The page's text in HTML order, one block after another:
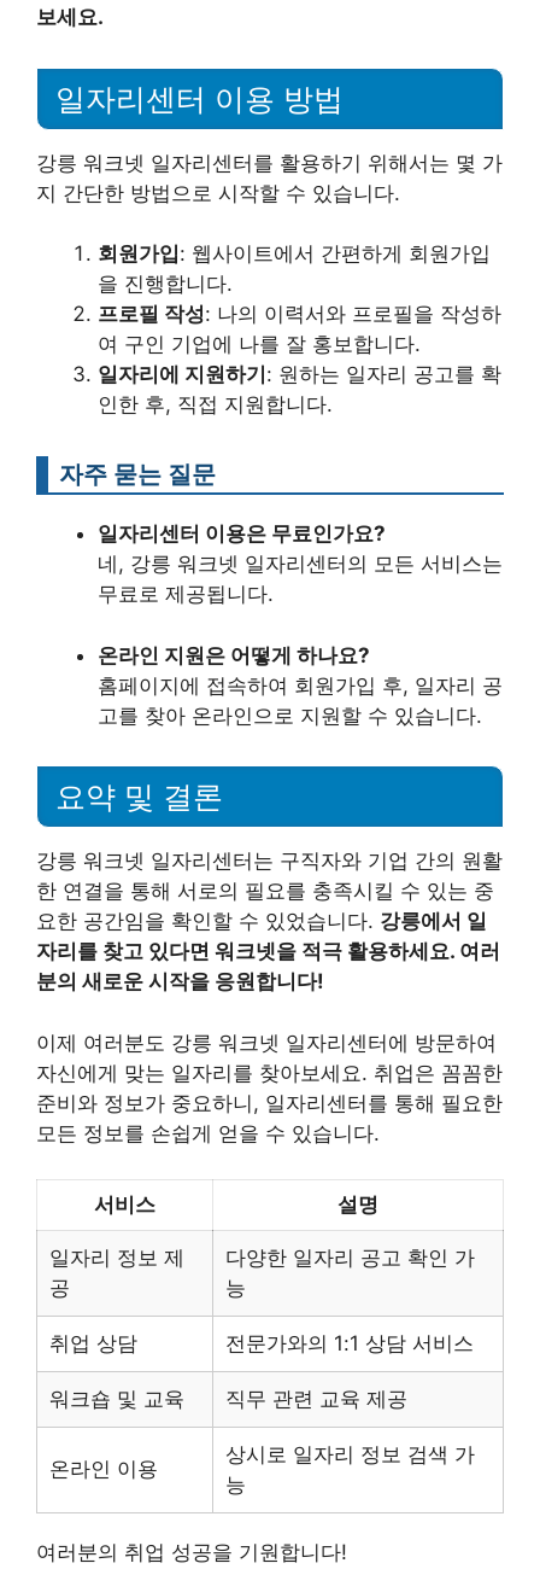
보세요.
일자리센터 이용 방법
강릉 워크넷 일자리센터를 활용하기 위해서는 몇 가
지 간단한 방법으로 시작할 수 있습니다.
회원가입: 웹사이트에서 간편하게 회원가입
을 진행합니다.
프로필 작성: 나의 이력서와 프로필을 작성하
여 구인 기업에 나를 잘 홍보합니다.
일자리에 지원하기 : 원하는 일자리 공고를 확
인한 후, 직접 지원합니다.
자주 묻는 질문
일자리센터 이용은 무료인가요?
네, 강릉 워크넷 일자리센터의 모든 서비스는
무료로 제공됩니다.
온라인 지원은 어떻게 하나요?
홈페이지에 접속하여 회원가입 후, 일자리 공
고를 찾아 온라인으로 지원할 수 있습니다.
요약 및 결론
강릉 워크넷 일자리센터는 구직자와 기업 간의 원활
한 연결을 통해 서로의 필요를 충족시킬 수 있는 중
요한 공간임을 확인할 수 있었습니다. 강릉에서 일
자리를 찾고 있다면 워크넷을 적극 활용하세요. 여러
분의 새로운 시작을 응원합니다!
이제 여러분도 강릉 워크넷 일자리센터에 방문하여
자신에게 맞는 일자리를 찾아보세요. 취업은 꼼꼼한
준비와 정보가 중요하니, 일자리센터를 통해 필요한
모든 정보를 손쉽게 얻을 수 있습니다.
서비스 설명
일자리 정보 제
공
다양한 일자리 공고 확인 가
능
취업 상담 전문가와의 1:1 상담 서비스
워크숍 및 교육 직무 관련 교육 제공
온라인 이용
상시로 일자리 정보 검색 가
능
여러분의 취업 성공을 기원합니다!